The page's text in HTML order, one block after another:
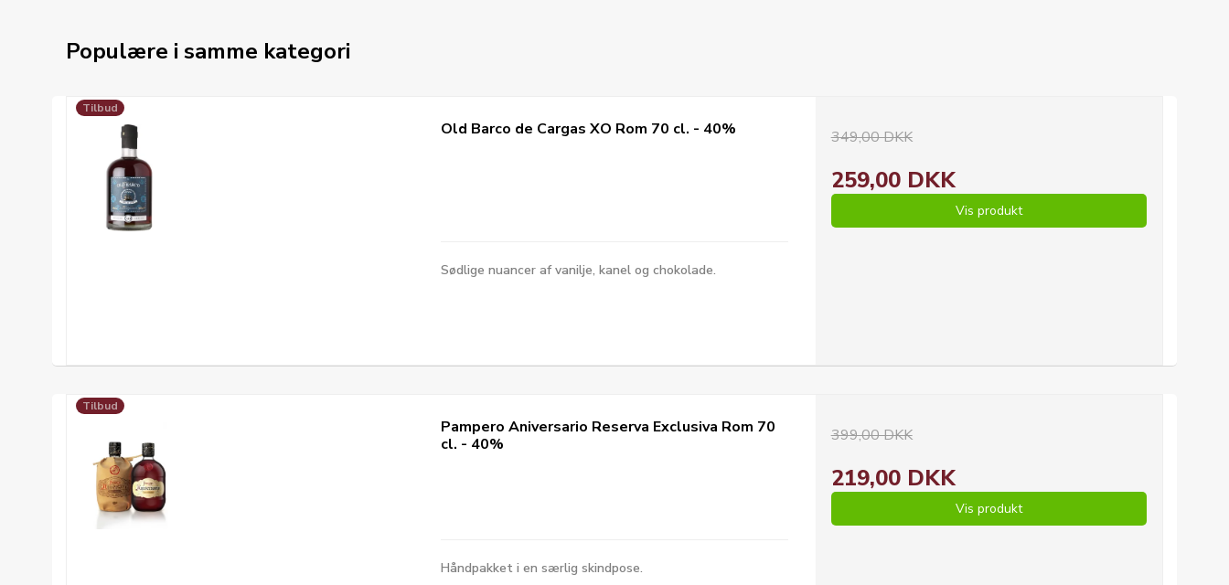
Populære i samme kategori
Tilbud
Old Barco de Cargas XO Rom 70 cl. - 40%
Sødlige nuancer af vanilje, kanel og chokolade.
349,00 DKK
259,00 DKK
Vis produkt
Tilbud
Pampero Aniversario Reserva Exclusiva Rom 70
cl. - 40%
Håndpakket i en særlig skindpose.
399,00 DKK
219,00 DKK
Vis produkt